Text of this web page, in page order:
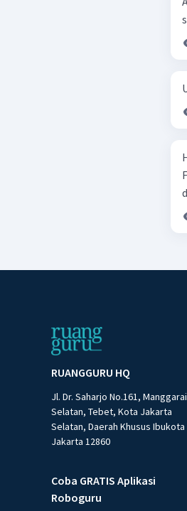
RUANGGURU HQ
Jl. Dr. Saharjo No.161, Manggarai
Selatan, Tebet, Kota Jakarta
Selatan, Daerah Khusus Ibukota
Jakarta 12860
Coba GRATIS Aplikasi
Roboguru